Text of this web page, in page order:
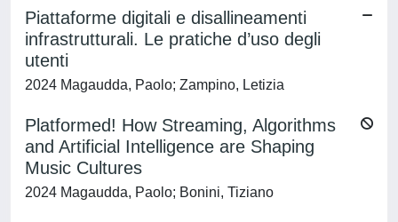
Piattaforme digitali e disallineamenti
infrastrutturali. Le pratiche d’uso degli
utenti
2024 Magaudda, Paolo; Zampino, Letizia
Platformed! How Streaming, Algorithms
and Artificial Intelligence are Shaping
Music Cultures
2024 Magaudda, Paolo; Bonini, Tiziano